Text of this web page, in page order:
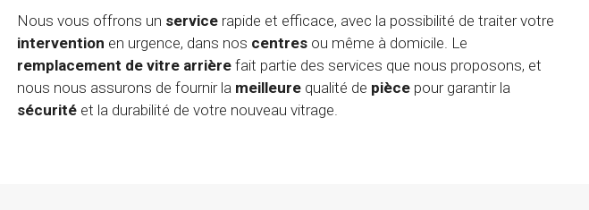
Nous vous offrons un service rapide et efficace, avec la possibilité de traiter votre
intervention en urgence, dans nos centres ou même à domicile. Le
remplacement de vitre arrière fait partie des services que nous proposons, et
nous nous assurons de fournir la meilleure qualité de pièce pour garantir la
sécurité et la durabilité de votre nouveau vitrage.